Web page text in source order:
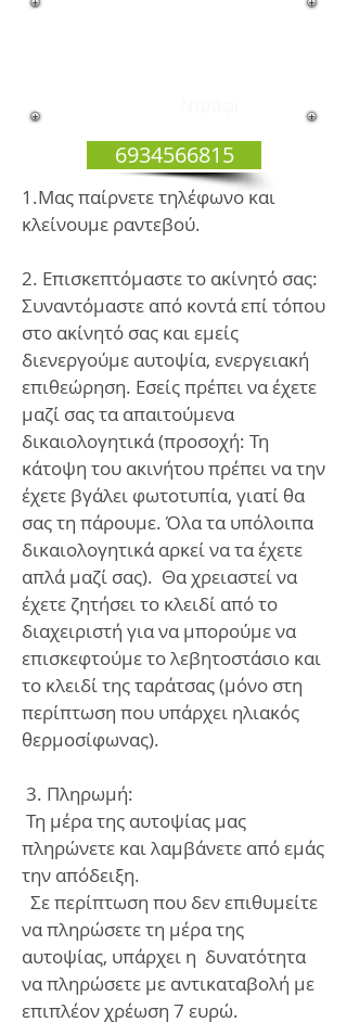
Ποια είναι η διαδικασία για
ακινήτου σας;-
6934566815
1.Μας παίρνετε τηλέφωνο και
κλείνουμε ραντεβού.
2. Επισκεπτόμαστε το ακίνητό σας:
Συναντόμαστε από κοντά επί τόπου
στο ακίνητό σας και εμείς
διενεργούμε αυτοψία, ενεργειακή
επιθεώρηση. Εσείς πρέπει να έχετε
μαζί σας τα απαιτούμενα
δικαιολογητικά (προσοχή: Τη
κάτοψη του ακινήτου πρέπει να την
έχετε βγάλει φωτοτυπία, γιατί θα
σας τη πάρουμε. Όλα τα υπόλοιπα
δικαιολογητικά αρκεί να τα έχετε
απλά μαζί σας). Θα χρειαστεί να
έχετε ζητήσει το κλειδί από το
διαχειριστή για να μπορούμε να
επισκεφτούμε το λεβητοστάσιο και
το κλειδί της ταράτσας (μόνο στη
περίπτωση που υπάρχει ηλιακός
θερμοσίφωνας).
3. Πληρωμή:
Τη μέρα της αυτοψίας μας
πληρώνετε και λαμβάνετε από εμάς
την απόδειξη.
Σε περίπτωση που δεν επιθυμείτε
να πληρώσετε τη μέρα της
αυτοψίας, υπάρχει η δυνατότητα
να πληρώσετε με αντικαταβολή με
επιπλέον χρέωση 7 ευρώ.